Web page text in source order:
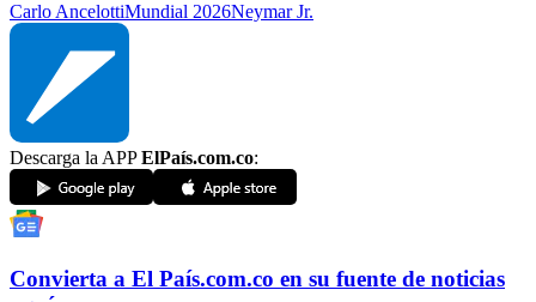
Carlo AncelottiMundial 2026Neymar Jr.
Descarga la APPElPaís.com.co:
Convierta a El País.com.co en su fuente de noticias